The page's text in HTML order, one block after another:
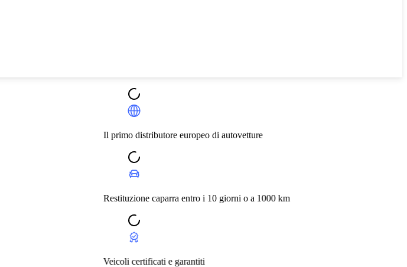
Il primo distributore europeo di autovetture
Restituzione caparra entro i 10 giorni o a 1000 km